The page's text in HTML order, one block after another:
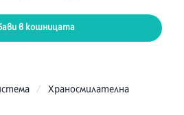
в кошницата
/
Храносмилателна